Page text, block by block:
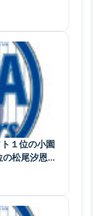
１位の小園
松尾汐恩捕